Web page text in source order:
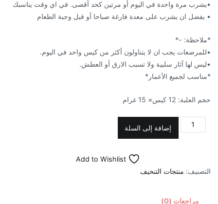
•يشرب مرة واحدة في اليوم أو مرتين كحد أقصى. في اي وقت يناسبك
• يفضل ان يشرب على معدة فارغة صباحا أو قبل وجبة الطعام
*ملاحظة: -*
•للمرضعات يجب ان لا يتناولون أكثر من كيس واحد في اليوم.
•ليس لها آثار سلبية ولا تسبب الارق أو العطش.
*مناسب لجميع الأعمار*
حجم العلبة: 12 كيس× 15 غرام
كمية
قهوة
الوزن
إضافة إلى السلة
Add to Wishlist
التصنيف: منتجات التنحيف
مراجعات (0)